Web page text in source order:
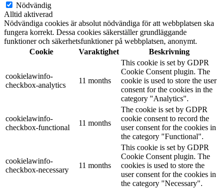
Nödvändig
Alltid aktiverad
Nödvändiga cookies är absolut nödvändiga för att webbplatsen ska
fungera korrekt. Dessa cookies säkerställer grundläggande
funktioner och säkerhetsfunktioner på webbplatsen, anonymt.
Cookie
Varaktighet Beskrivning
cookielawinfo-
checkbox-analytics
11 months
This cookie is set by GDPR
Cookie Consent plugin. The
cookie is used to store the user
consent for the cookies in the
category "Analytics".
cookielawinfo-
checkbox-functional
11 months
The cookie is set by GDPR
cookie consent to record the
user consent for the cookies in
the category "Functional".
cookielawinfo-
checkbox-necessary
11 months
This cookie is set by GDPR
Cookie Consent plugin. The
cookies is used to store the
user consent for the cookies in
the category "Necessary".